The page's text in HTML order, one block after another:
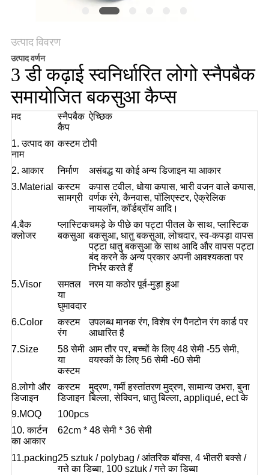
उत्पाद विवरण
उत्पाद वर्णन
3 डी कढ़ाई स्वनिर्धारित लोगो स्नैपबैक
समायोजित बकसुआ कैप्स
मद
स्नैपबैक
कैप
ऐच्छिक
1. उत्पाद का
नाम
कस्टम टोपी
2. आकार निर्माण
असंबद्ध या कोई अन्य डिजाइन या आकार
3.Material
कस्टम
सामग्री
कपास टवील, धोया कपास, भारी वजन वाले कपास,
वर्णक रंगे, कैनवास, पॉलिएस्टर, ऐक्रेलिक
नायलॉन, कॉर्डब्रॉय आदि।
4.बैक
क्लोजर
प्लास्टिक
बकसुआ
चमड़े के पीछे का पट्टा पीतल के साथ, प्लास्टिक
बकसुआ, धातु बकसुआ, लोचदार, स्व-कपड़ा वापस
पट्टा धातु बकसुआ के साथ आदि और वापस पट्टा
बंद करने के अन्य प्रकार अपनी आवश्यकता पर
निर्भर करते हैं
5.Visor
समतल
या
घुमावदार
नरम या कठोर पूर्व-मुड़ा हुआ
6.Color
कस्टम
रंग
उपलब्ध मानक रंग, विशेष रंग पैनटोन रंग कार्ड पर
आधारित है
7.Size
58 सेमी
या
कस्टम
आम तौर पर, बच्चों के लिए 48 सेमी -55 सेमी,
वयस्कों के लिए 56 सेमी -60 सेमी
8.लोगो और
डिजाइन
कस्टम
डिजाइन
मुद्रण, गर्मी हस्तांतरण मुद्रण, सामान्य उभरा, बुना
बिल्ला, सेक्विन, धातु बिल्ला, appliqué, ect के
9.MOQ
100pcs
10. कार्टन
का आकार
62cm * 48 सेमी * 36 सेमी
11.packing25 sztuk / polybag / आंतरिक बॉक्स, 4 भीतरी बक्से /
गत्ते का डिब्बा, 100 sztuk / गत्ते का डिब्बा